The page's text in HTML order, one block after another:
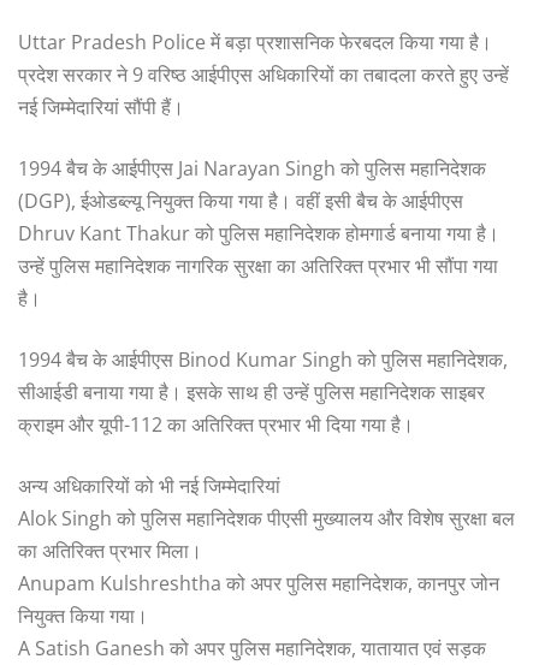
Uttar Pradesh Police में बड़ा प्रशासनिक फेरबदल किया गया है।
प्रदेश सरकार ने 9 वरिष्ठ आईपीएस अधिकारियों का तबादला करते हुए उन्हें
नई जिम्मेदारियां सौंपी हैं।
1994 बैच के आईपीएस Jai Narayan Singh को पुलिस महानिदेशक
(DGP), ईओडब्ल्यू नियुक्त किया गया है। वहीं इसी बैच के आईपीएस
Dhruv Kant Thakur को पुलिस महानिदेशक होमगार्ड बनाया गया है।
उन्हें पुलिस महानिदेशक नागरिक सुरक्षा का अतिरिक्त प्रभार भी सौंपा गया
है।
1994 बैच के आईपीएस Binod Kumar Singh को पुलिस महानिदेशक,
सीआईडी बनाया गया है। इसके साथ ही उन्हें पुलिस महानिदेशक साइबर
क्राइम और यूपी-112 का अतिरिक्त प्रभार भी दिया गया है।
अन्य अधिकारियों को भी नई जिम्मेदारियां
Alok Singh को पुलिस महानिदेशक पीएसी मुख्यालय और विशेष सुरक्षा बल
का अतिरिक्त प्रभार मिला।
Anupam Kulshreshtha को अपर पुलिस महानिदेशक, कानपुर जोन
नियुक्त किया गया।
A Satish Ganesh को अपर पुलिस महानिदेशक, यातायात एवं सड़क